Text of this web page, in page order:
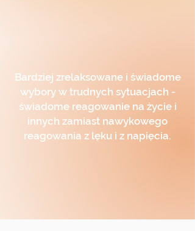
Bardziej zrelaksowane i świadome
wybory w trudnych sytuacjach -
świadome reagowanie na życie i
innych zamiast nawykowego
reagowania z lęku i z napięcia.